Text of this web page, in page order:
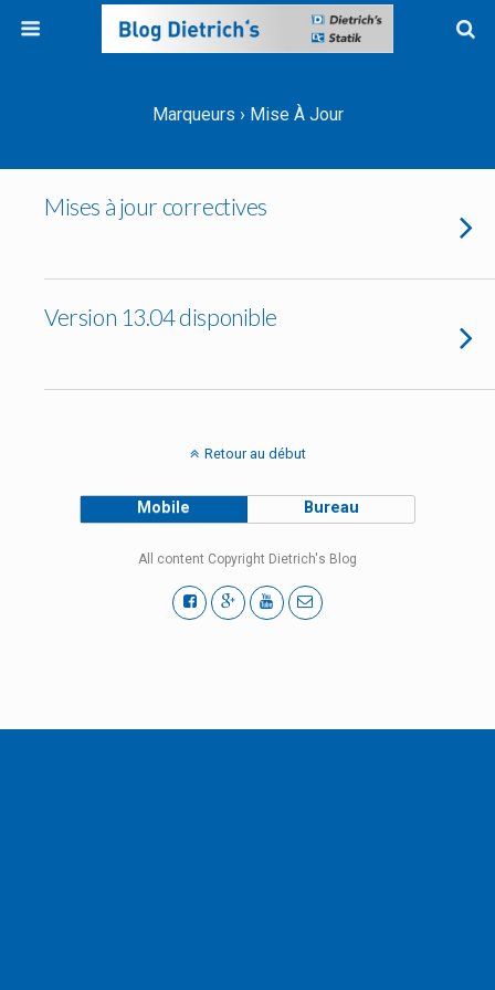
Marqueurs › Mise À Jour
Mises à jour correctives
Version 13.04 disponible
Retour au début
Mobile Bureau
All content Copyright Dietrich's Blog